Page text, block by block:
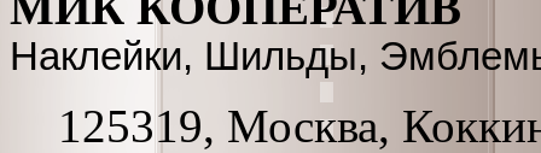
Наклейки, Шильды,
125319, Москва,